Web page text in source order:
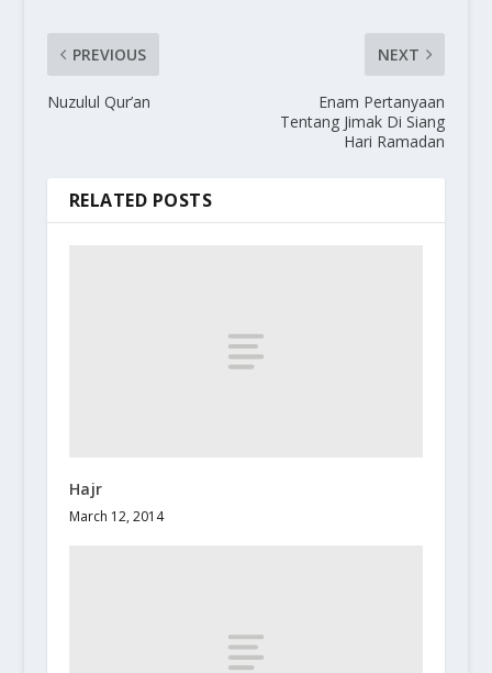
PREVIOUS
Nuzulul Qur’an
NEXT
Enam Pertanyaan
Tentang Jimak Di Siang
Hari Ramadan
RELATED POSTS
Hajr
March 12, 2014